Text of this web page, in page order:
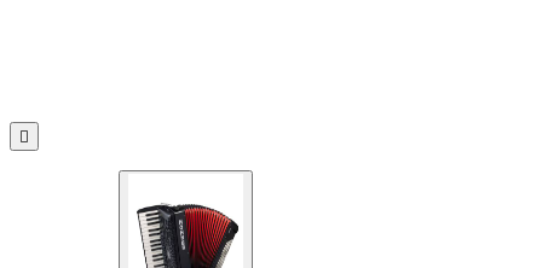
